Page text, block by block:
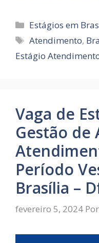
Categorias
Estágios em
Tags
Atendimento,
Estágio
Vaga de
Gestão de
Período
Brasília –
fevereiro 5, 2024 Por